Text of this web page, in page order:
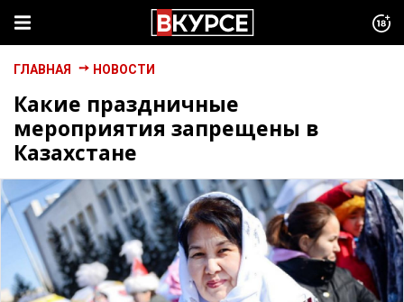
ГЛАВНАЯ НОВОСТИ
Какие праздничные
мероприятия запрещены в
Казахстане